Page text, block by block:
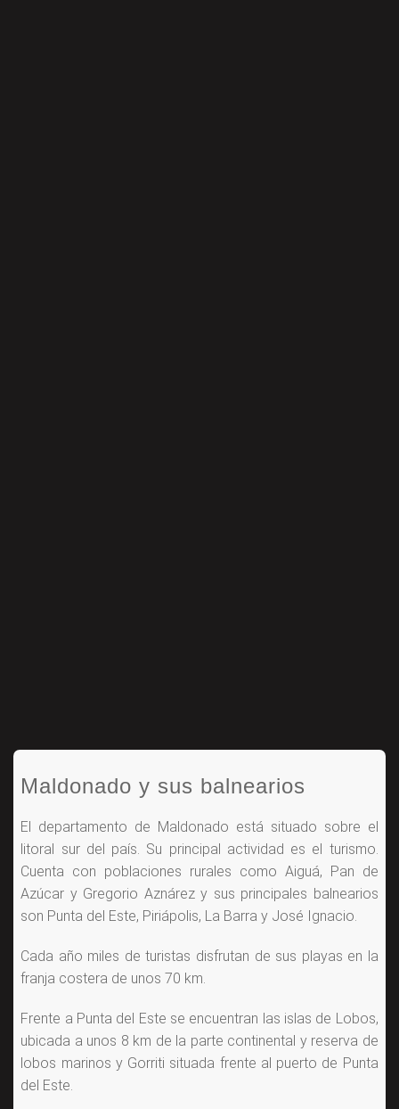
Maldonado y sus balnearios
El departamento de Maldonado está situado sobre el
litoral sur del país. Su principal actividad es el turismo.
Cuenta con poblaciones rurales como Aiguá, Pan de
Azúcar y Gregorio Aznárez y sus principales balnearios
son Punta del Este, Piriápolis, La Barra y José Ignacio.
Cada año miles de turistas disfrutan de sus playas en la
franja costera de unos 70 km.
Frente a Punta del Este se encuentran las islas de Lobos,
ubicada a unos 8 km de la parte continental y reserva de
lobos marinos y Gorriti situada frente al puerto de Punta
del Este.